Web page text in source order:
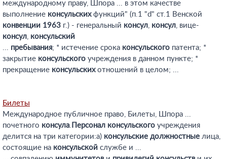
международному праву, Шпора ... в этом качестве
выполнение консульскихфункций" (п.1 "d" ст.1 Венской
конвенции 1963 г.) - генеральный консул, консул, вице-
консул, консульский
... пребывания; * истечение срока консульского патента; *
закрытие консульского учреждения в данном пункте; *
прекращение консульскихотношений в целом; ...
Билеты
Международное публичное право, Билеты, Шпора ...
почетного консула. Персонал консульского учреждения
делится на три категории:а) консульские должностные лица,
состоящие на консульской службе и ...